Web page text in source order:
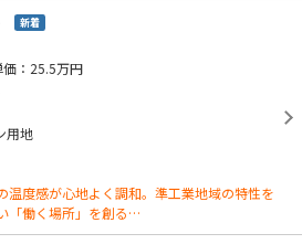
新着
価：25.5万円
用地
温度感が心地よく調和。準工業地域の特性を
「働く場所」を創る…